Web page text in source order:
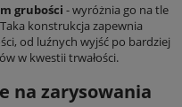
grubości - wyróżnia go na tle
konstrukcja zapewnia
od luźnych wyjść po bardziej
w kwestii trwałości.
na zarysowania